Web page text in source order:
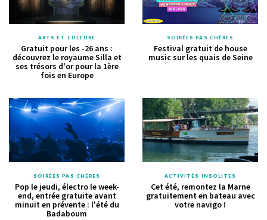
ARTS ET CULTURE
Gratuit pour les -26 ans :
découvrez le royaume Silla et
ses trésors d'or pour la 1ère
fois en Europe
SOIRÉES PAS CHÈRES
Festival gratuit de house
music sur les quais de Seine
SOIRÉES PAS CHÈRES
Pop le jeudi, électro le week-
end, entrée gratuite avant
minuit en prévente : l'été du
Badaboum
ACTIVITÉS INSOLITES
Cet été, remontez la Marne
gratuitement en bateau avec
votre navigo !